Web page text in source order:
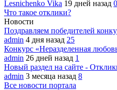
Lesnichenko Vika 19 дней назад 0
Что такое отклики?
Новости
Поздравляем победителей
admin 4 дня назад 25
Конкурс «Неразделенная
admin 26 дней назад 1
Новый раздел на сайте -
admin 3 месяца назад 8
Все новости портала